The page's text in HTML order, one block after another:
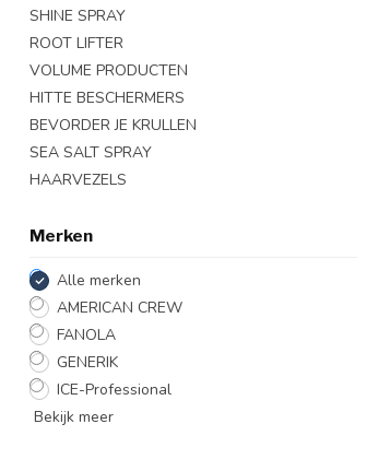
SHINE SPRAY
ROOT LIFTER
VOLUME PRODUCTEN
HITTE BESCHERMERS
BEVORDER JE KRULLEN
SEA SALT SPRAY
HAARVEZELS
Merken
Alle merken
AMERICAN CREW
FANOLA
GENERIK
ICE-Professional
Bekijk meer